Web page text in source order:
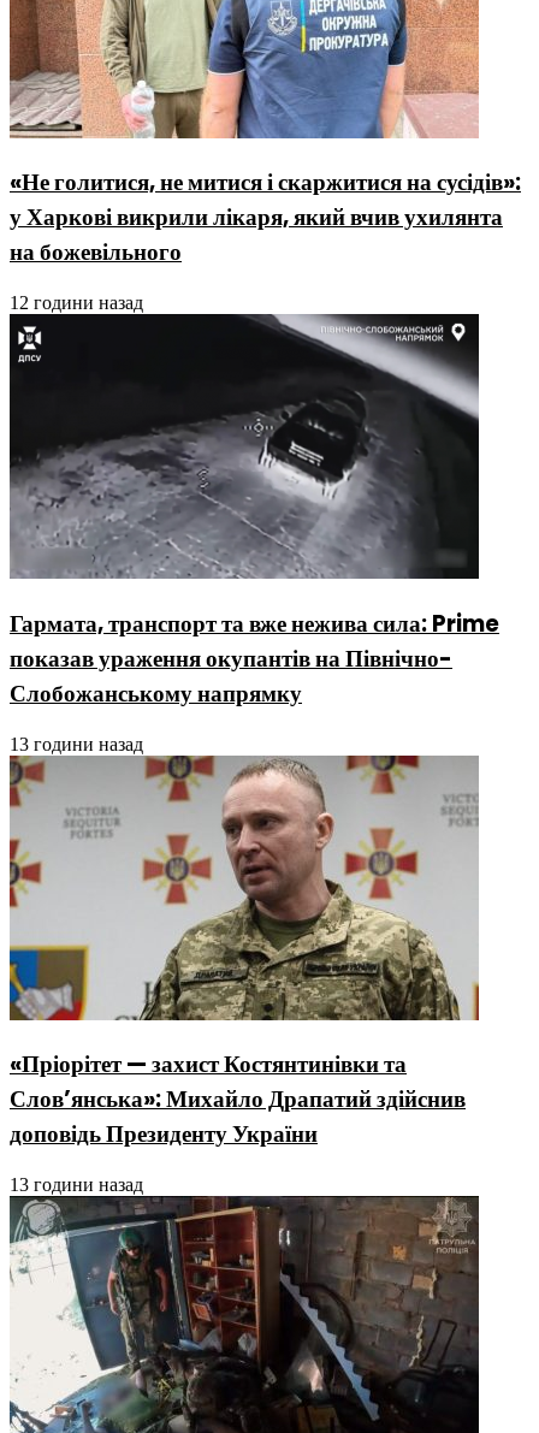
«Не голитися, не митися і скаржитися на сусідів»:
у Харкові викрили лікаря, який вчив ухилянта
на божевільного
12 години назад
Гармата, транспорт та вже нежива сила: Prime
показав ураження окупантів на Північно-
Слобожанському напрямку
13 години назад
«Пріорітет — захист Костянтинівки та
Слов’янська»: Михайло Драпатий здійснив
доповідь Президенту України
13 години назад